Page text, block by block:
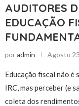
AUDITORES
EDUCAÇÃO
poradmin Agosto
Educação fiscal não é
IRC, mas perceber (e
coleta dos